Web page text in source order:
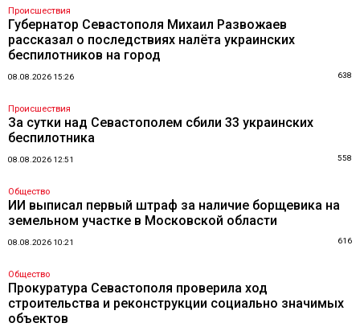
Происшествия
Губернатор Севастополя Михаил Развожаев
рассказал о последствиях налёта украинских
беспилотников на город
08.08.2026 15:26 638
Происшествия
За сутки над Севастополем сбили 33 украинских
беспилотника
08.08.2026 12:51 558
Общество
ИИ выписал первый штраф за наличие борщевика на
земельном участке в Московской области
08.08.2026 10:21 616
Общество
Прокуратура Севастополя проверила ход
строительства и реконструкции социально значимых
объектов